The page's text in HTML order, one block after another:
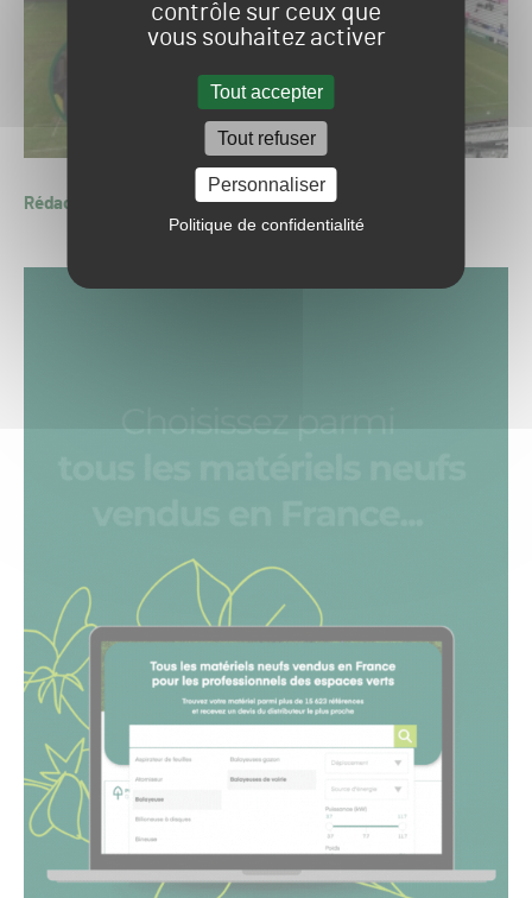
contrôle sur ceux que
vous souhaitez activer
Tout accepter
Tout refuser
Personnaliser
Politique de confidentialité
Rédaction GSPH24